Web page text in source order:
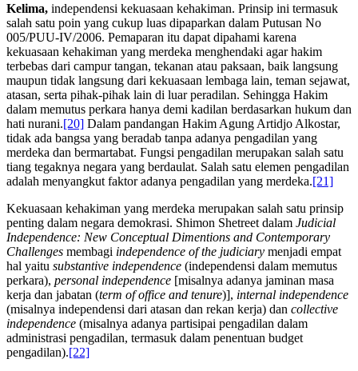
Kelima, independensi kekuasaan kehakiman. Prinsip ini termasuk
salah satu poin yang cukup luas dipaparkan dalam Putusan No
005/PUU-IV/2006. Pemaparan itu dapat dipahami karena
kekuasaan kehakiman yang merdeka menghendaki agar hakim
terbebas dari campur tangan, tekanan atau paksaan, baik langsung
maupun tidak langsung dari kekuasaan lembaga lain, teman sejawat,
atasan, serta pihak-pihak lain di luar peradilan. Sehingga Hakim
dalam memutus perkara hanya demi kadilan berdasarkan hukum dan
hati nurani.[20] Dalam pandangan Hakim Agung Artidjo Alkostar,
tidak ada bangsa yang beradab tanpa adanya pengadilan yang
merdeka dan bermartabat. Fungsi pengadilan merupakan salah satu
tiang tegaknya negara yang berdaulat. Salah satu elemen pengadilan
adalah menyangkut faktor adanya pengadilan yang merdeka.[21]
Kekuasaan kehakiman yang merdeka merupakan salah satu prinsip
penting dalam negara demokrasi. Shimon Shetreet dalam Judicial
Independence: New Conceptual Dimentions and Contemporary
Challenges membagi independence of the judiciary menjadi empat
hal yaitu substantive independence (independensi dalam memutus
perkara), personal independence [misalnya adanya jaminan masa
kerja dan jabatan (term of office and tenure)], internal independence
(misalnya independensi dari atasan dan rekan kerja) dan collective
independence (misalnya adanya partisipai pengadilan dalam
administrasi pengadilan, termasuk dalam penentuan budget
pengadilan).[22]